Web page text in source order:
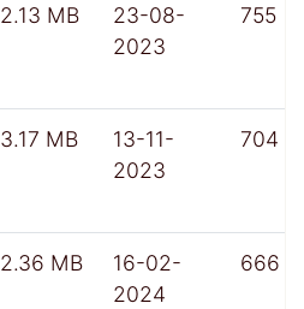
2.13 MB
23-08-
2023
755
3.17 MB
13-11-
2023
704
2.36 MB
16-02-
2024
666